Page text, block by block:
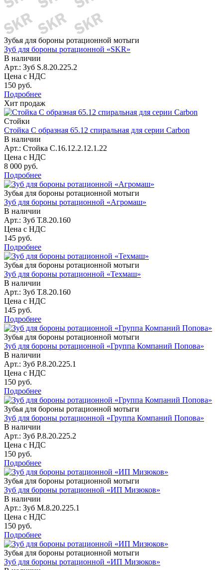
Зубья для бороны ротационной мотыги
Зуб для бороны ротационной «SKR»
В наличии
Арт.: Зуб S.8.20.225.2
Цена с НДС
150 руб.
Подробнее
Хит продаж
Стойки
Стойка С образная 65.12 спиральная для серии Carbon
В наличии
Арт.: Стойка С.16.12.2.12.1.22
Цена с НДС
8 000 руб.
Подробнее
Зубья для бороны ротационной мотыги
Зуб для бороны ротационной «Агромаш»
В наличии
Арт.: Зуб Т.8.20.160
Цена с НДС
145 руб.
Подробнее
Зубья для бороны ротационной мотыги
Зуб для бороны ротационной «Техмаш»
В наличии
Арт.: Зуб Т.8.20.160
Цена с НДС
145 руб.
Подробнее
Зубья для бороны ротационной мотыги
Зуб для бороны ротационной «Группа Компаний Попова»
В наличии
Арт.: Зуб P.8.20.225.1
Цена с НДС
150 руб.
Подробнее
Зубья для бороны ротационной мотыги
Зуб для бороны ротационной «Группа Компаний Попова»
В наличии
Арт.: Зуб P.8.20.225.2
Цена с НДС
150 руб.
Подробнее
Зубья для бороны ротационной мотыги
Зуб для бороны ротационной «ИП Мизюков»
В наличии
Арт.: Зуб М.8.20.225.1
Цена с НДС
150 руб.
Подробнее
Зубья для бороны ротационной мотыги
Зуб для бороны ротационной «ИП Мизюков»